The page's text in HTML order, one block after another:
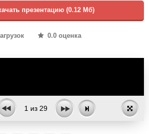
презентацию (0.12 Мб)
0.0 оценка
1 из 29